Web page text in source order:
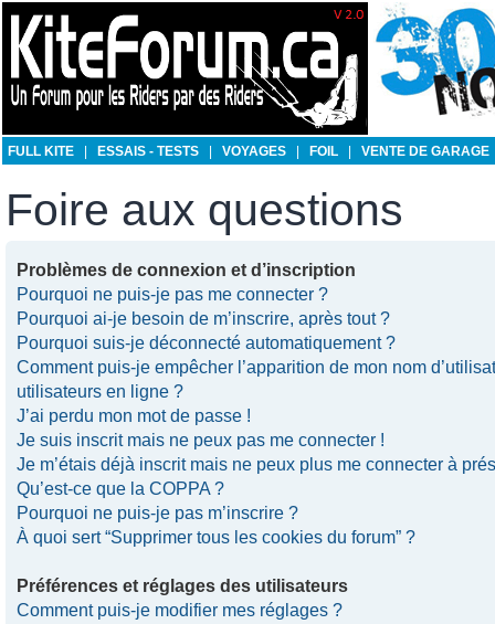
FULL KITE ESSAIS - TESTS VOYAGES FOIL VENTE DE GARAGE
Foire aux questions
Problèmes de connexion et d’inscription
Pourquoi ne puis-je pas me connecter ?
Pourquoi ai-je besoin de m’inscrire, après tout ?
Pourquoi suis-je déconnecté automatiquement ?
Comment puis-je empêcher l’apparition de mon nom
utilisateurs en ligne ?
J’ai perdu mon mot de passe !
Je suis inscrit mais ne peux pas me connecter !
Je m’étais déjà inscrit mais ne peux plus me connecter à
Qu’est-ce que la COPPA ?
Pourquoi ne puis-je pas m’inscrire ?
À quoi sert “Supprimer tous les cookies du forum” ?
Préférences et réglages des utilisateurs
Comment puis-je modifier mes réglages ?